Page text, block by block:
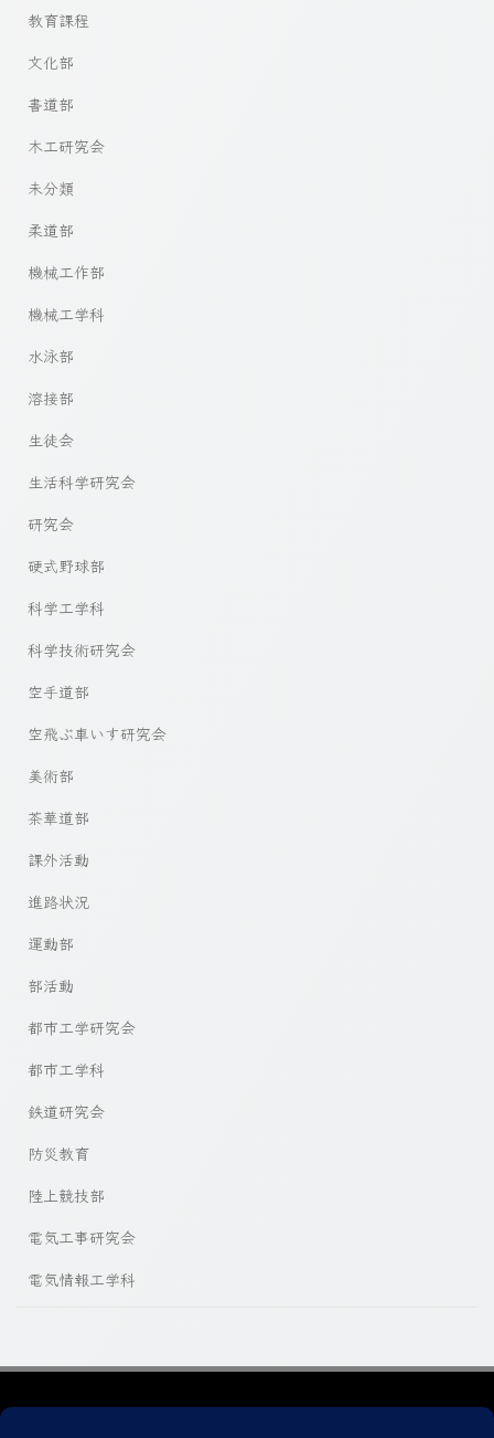
教育課程
文化部
書道部
木工研究会
未分類
柔道部
機械工作部
機械工学科
水泳部
溶接部
生徒会
生活科学研究会
研究会
硬式野球部
科学工学科
科学技術研究会
空手道部
空飛ぶ車いす研究会
美術部
茶華道部
課外活動
進路状況
運動部
部活動
都市工学研究会
都市工学科
鉄道研究会
防災教育
陸上競技部
電気工事研究会
電気情報工学科